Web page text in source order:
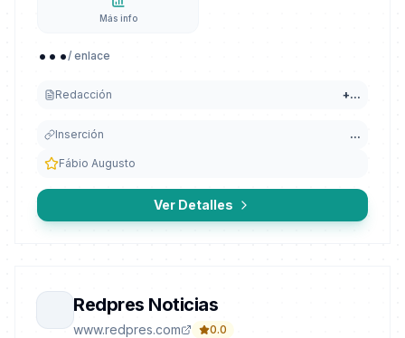
Más info
.../ enlace
Redacción +...
Inserción ...
Fábio Augusto
Ver Detalles
Redpres Noticias
www.redpres.com
0.0